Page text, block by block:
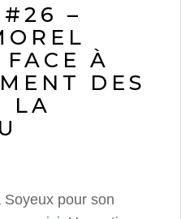
#26 –
À
DES
LA
Soyeux pour son